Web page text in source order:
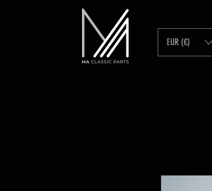
EUR (€)